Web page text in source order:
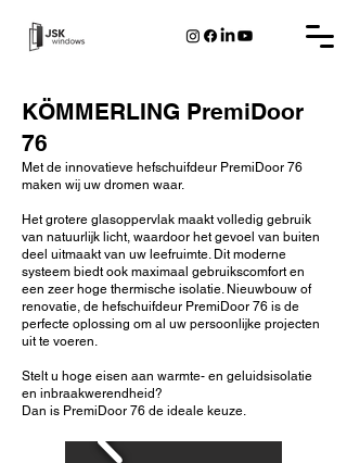
KÖMMERLING PremiDoor
76
Met de innovatieve hefschuifdeur PremiDoor 76
maken wij uw dromen waar.
Het grotere glasoppervlak maakt volledig gebruik
van natuurlijk licht, waardoor het gevoel van buiten
deel uitmaakt van uw leefruimte. Dit moderne
systeem biedt ook maximaal gebruikscomfort en
een zeer hoge thermische isolatie. Nieuwbouw of
renovatie, de hefschuifdeur PremiDoor 76 is de
perfecte oplossing om al uw persoonlijke projecten
uit te voeren.
Stelt u hoge eisen aan warmte- en geluidsisolatie
en inbraakwerendheid?
Dan is PremiDoor 76 de ideale keuze.